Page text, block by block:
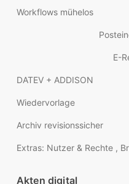
Workflows mühelos
E-
DATEV + ADDISON
Wiedervorlage
Archiv revisionssicher
Extras: Nutzer & Rechte ,
Akten digital